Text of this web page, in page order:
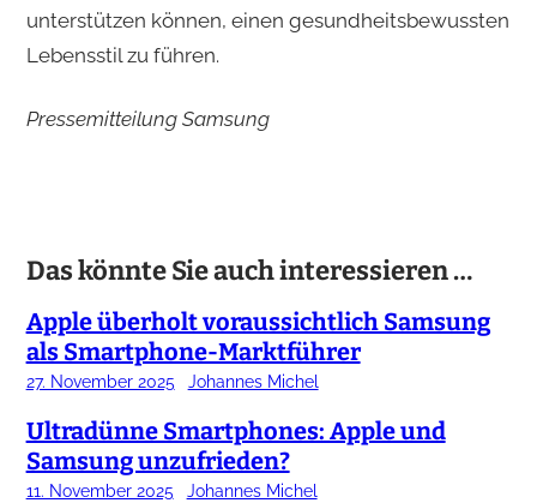
unterstützen können, einen gesundheitsbewussten
Lebensstil zu führen.
Pressemitteilung Samsung
Das könnte Sie auch interessieren …
Apple überholt voraussichtlich Samsung
als Smartphone-Marktführer
27. November 2025 Johannes Michel
Ultradünne Smartphones: Apple und
Samsung unzufrieden?
11. November 2025 Johannes Michel